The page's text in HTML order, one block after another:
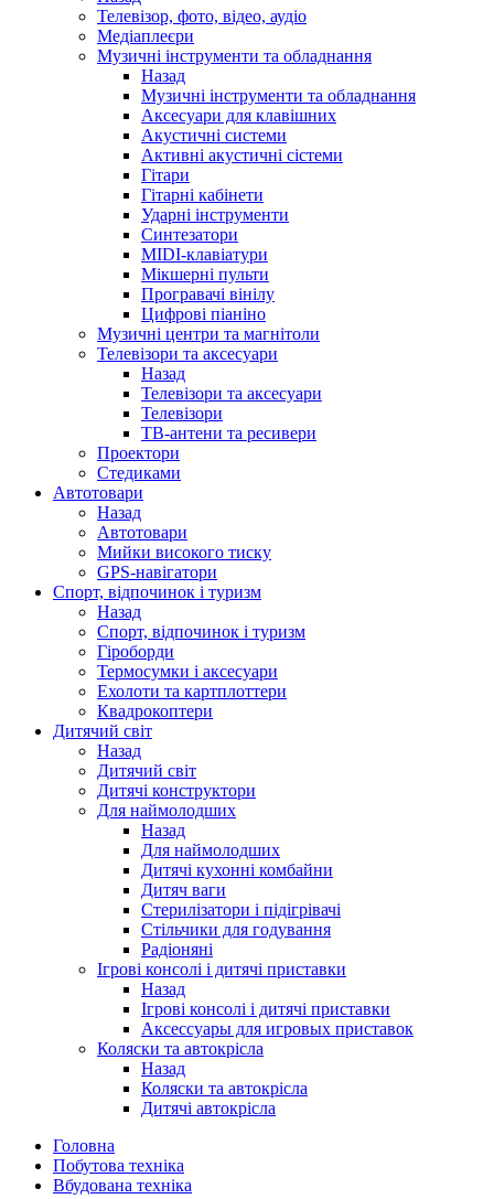
Телевізор, фото, відео, аудіо
Медіаплеєри
Музичні інструменти та обладнання
Назад
Музичні інструменти та обладнання
Аксесуари для клавішних
Акустичні системи
Активні акустичні сістеми
Гітари
Гітарні кабінети
Ударні інструменти
Синтезатори
MIDI-клавіатури
Мікшерні пульти
Програвачі вінілу
Цифрові піаніно
Музичні центри та магнітоли
Телевізори та аксесуари
Назад
Телевізори та аксесуари
Телевізори
ТВ-антени та ресивери
Проектори
Стедиками
Автотовари
Назад
Автотовари
Мийки високого тиску
GPS-навігатори
Спорт, відпочинок і туризм
Назад
Спорт, відпочинок і туризм
Гіроборди
Термосумки і аксесуари
Ехолоти та картплоттери
Квадрокоптери
Дитячий світ
Назад
Дитячий світ
Дитячі конструктори
Для наймолодших
Назад
Для наймолодших
Дитячі кухонні комбайни
Дитяч ваги
Стерилізатори і підігрівачі
Стільчики для годування
Радіоняні
Ігрові консолі і дитячі приставки
Назад
Ігрові консолі і дитячі приставки
Аксессуары для игровых приставок
Коляски та автокрісла
Назад
Коляски та автокрісла
Дитячі автокрісла
Головна
Побутова техніка
Вбудована техніка